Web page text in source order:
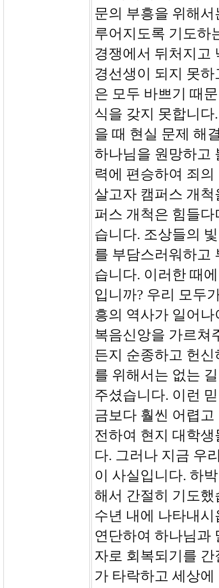
문의 부흥을 위해
루어지도록 기도하
경쟁에서 뒤처지고
경선생이 되지 못
은 모두 바쁘기 때
식을 갖지 못합니
을 때 현실 문제 해
하나님을 원망하고
력에 편승하여 죄
살고자 캠퍼스 개
퍼스 개척은 힘들
습니다. 조상들의
를 부담스러워하고
습니다. 이러한 때
입니까? 우리 모두
흥의 역사가 일어
복음신앙을 가르쳐
든지 순종하고 헌
를 위해서는 없는
주셨습니다. 이런
금보다 훨씬 어렵
전하여 현지 대학
다. 그러나 지금 우
이 사실입니다. 하
해서 간절히 기도
수년 내에 나타내
연단하여 하나님과
자로 회복되기를
가 타락하고 세상